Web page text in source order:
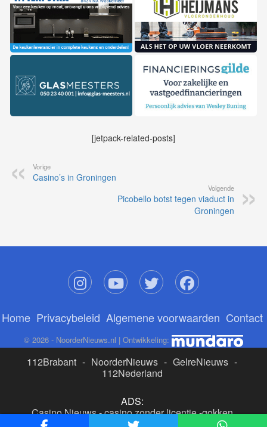
[jetpack-related-posts]
Vorige
Casino’s in Groningen
Volgende
Picobello botst tegen viaduct in
Groningen
Home Privacybeleid Algemene voorwaarden Contact
© 2026 - NoorderNieuws.nl | Ontwikkeling:
112Brabant - NoorderNieuws - GelreNieuws -
112Nederland
ADS:
Casino Nieuws-casino zonder licentie-gokken
buitenlandse site
beste online casino nederland